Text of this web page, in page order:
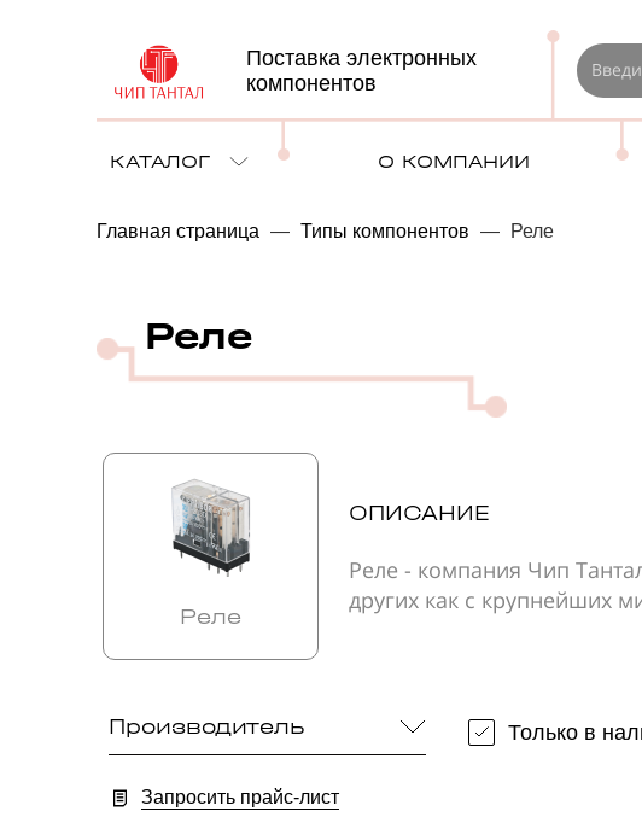
Поставка электронных
компонентов
КАТАЛОГ О КОМПАНИИ
Главная страница — Типы компонентов — Реле
Реле
Реле
ОПИСАНИЕ
Реле - компания Чип
других как с крупнейших
Производитель Только в
Запросить прайс-лист